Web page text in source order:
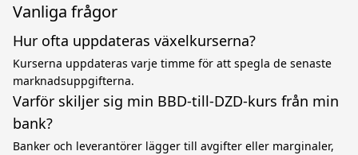
Vanliga frågor
Hur ofta uppdateras växelkurserna?
Kurserna uppdateras varje timme för att spegla de senaste
marknadsuppgifterna.
Varför skiljer sig min BBD-till-DZD-kurs från min
bank?
Banker och leverantörer lägger till avgifter eller marginaler,